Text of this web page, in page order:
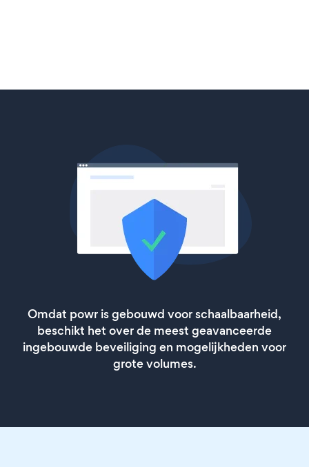
Omdat powr is gebouwd voor schaalbaarheid,
beschikt het over de meest geavanceerde
ingebouwde beveiliging en mogelijkheden voor
grote volumes.